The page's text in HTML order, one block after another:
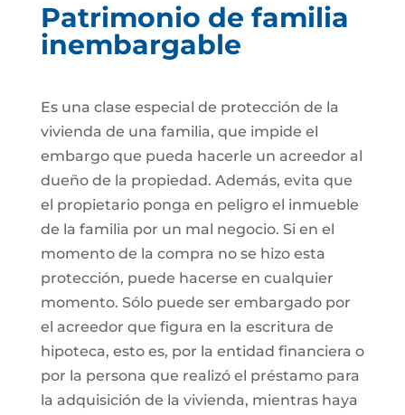
Patrimonio de familia
inembargable
Es una clase especial de protección de la
vivienda de una familia, que impide el
embargo que pueda hacerle un acreedor al
dueño de la propiedad. Además, evita que
el propietario ponga en peligro el inmueble
de la familia por un mal negocio. Si en el
momento de la compra no se hizo esta
protección, puede hacerse en cualquier
momento. Sólo puede ser embargado por
el acreedor que figura en la escritura de
hipoteca, esto es, por la entidad financiera o
por la persona que realizó el préstamo para
la adquisición de la vivienda, mientras haya